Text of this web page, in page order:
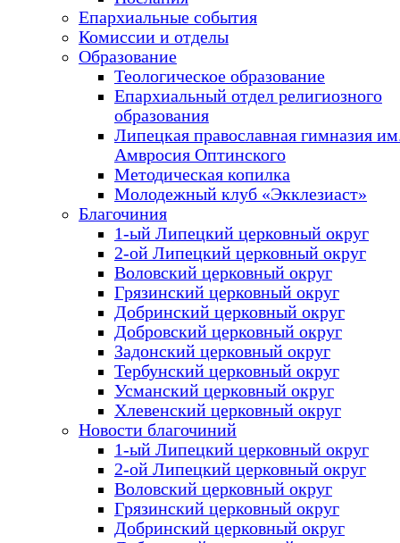
Епархиальные события
Комиссии и отделы
Образование
Теологическое образование
Епархиальный отдел религиозного
образования
Липецкая православная гимназия
Амвросия Оптинского
Методическая копилка
Молодежный клуб «Экклезиаст»
Благочиния
1-ый Липецкий церковный округ
2-ой Липецкий церковный округ
Воловский церковный округ
Грязинский церковный округ
Добринский церковный округ
Добровский церковный округ
Задонский церковный округ
Тербунский церковный округ
Усманский церковный округ
Хлевенский церковный округ
Новости благочиний
1-ый Липецкий церковный округ
2-ой Липецкий церковный округ
Воловский церковный округ
Грязинский церковный округ
Добринский церковный округ